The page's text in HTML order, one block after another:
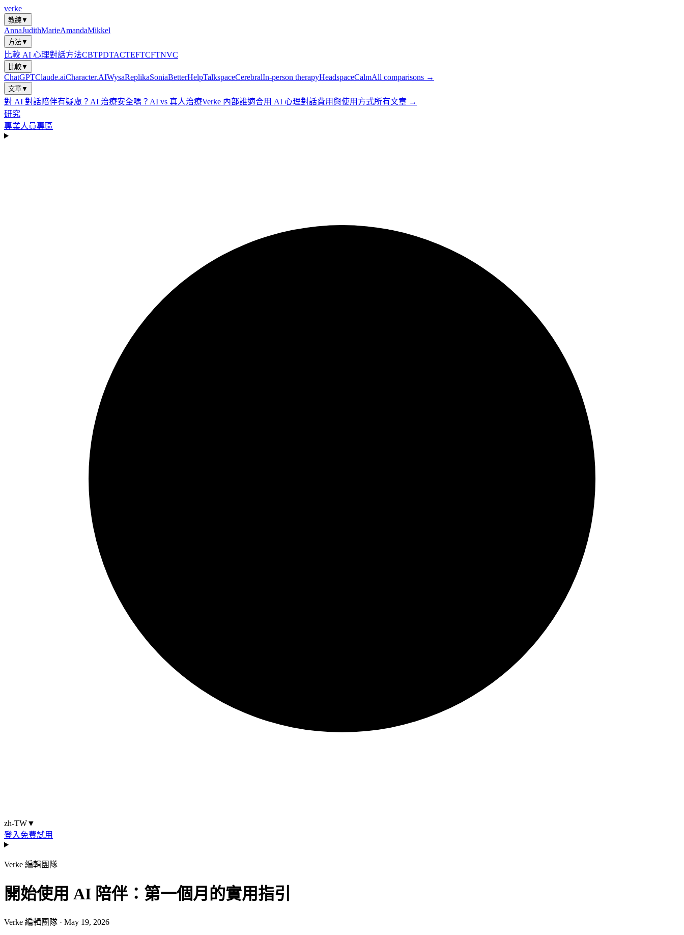
verke
教練▼
AnnaJudithMarieAmandaMikkel
方法▼
比較 AI 心理對話方法CBTPDTACTEFTCFTNVC
比較▼
ChatGPTClaude.aiCharacter.AIWysaReplikaSoniaBetterHelpTalkspaceCerebralIn-person therapyHeadspaceCalmAll comparisons →
文章▼
對 AI 對話陪伴有疑慮？ AI 治療安全嗎？ AI vs 真人治療Verke 內部誰適合用 AI 心理對話費用與使用方式所有文章 →
研究
專業人員專區
zh-TW▼
登入 免費試用
Verke 編輯團隊
開始使用 AI 陪伴：第一個月的實用指引
Verke 編輯團隊 · May 19, 2026